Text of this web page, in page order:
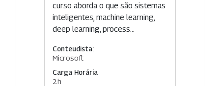
curso aborda o que são sistemas
inteligentes, machine learning,
deep learning, process...
Conteudista:
Microsoft
Carga Horária
2h